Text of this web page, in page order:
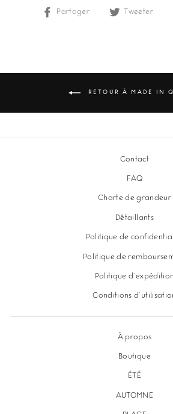
Partager
PartagerTweeter
RETOUR À MADE IN
Contact
FAQ
Charte de grandeur
Détaillants
Politique de
Politique de
Politique d'expédition
Conditions
À propos
Boutique
ÉTÉ
AUTOMNE